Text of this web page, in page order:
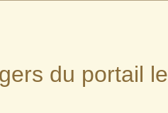
du portail